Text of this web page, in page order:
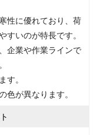
性に優れており、荷
すいのが特長です。
企業や作業ラインで
す。
色が異なります。